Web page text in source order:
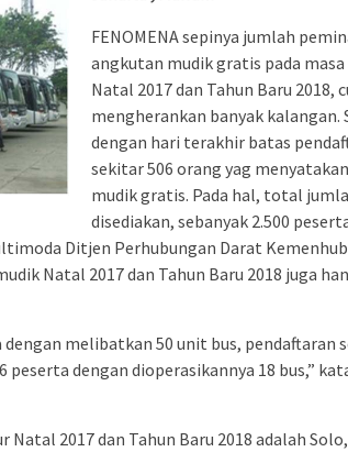
FENOMENA sepinya jumlah
angkutan mudik gratis pada
Natal 2017 dan Tahun Baru 2018,
mengherankan banyak kalangan.
dengan hari terakhir batas
sekitar 506 orang yag
mudik gratis. Pada hal, total
disediakan, sebanyak 2.500
Ditjen Perhubungan Darat
Natal 2017 dan Tahun Baru 2018 juga
melibatkan 50 unit bus, pendaftaran
dengan dioperasikannya 18 bus,”
2017 dan Tahun Baru 2018 adalah